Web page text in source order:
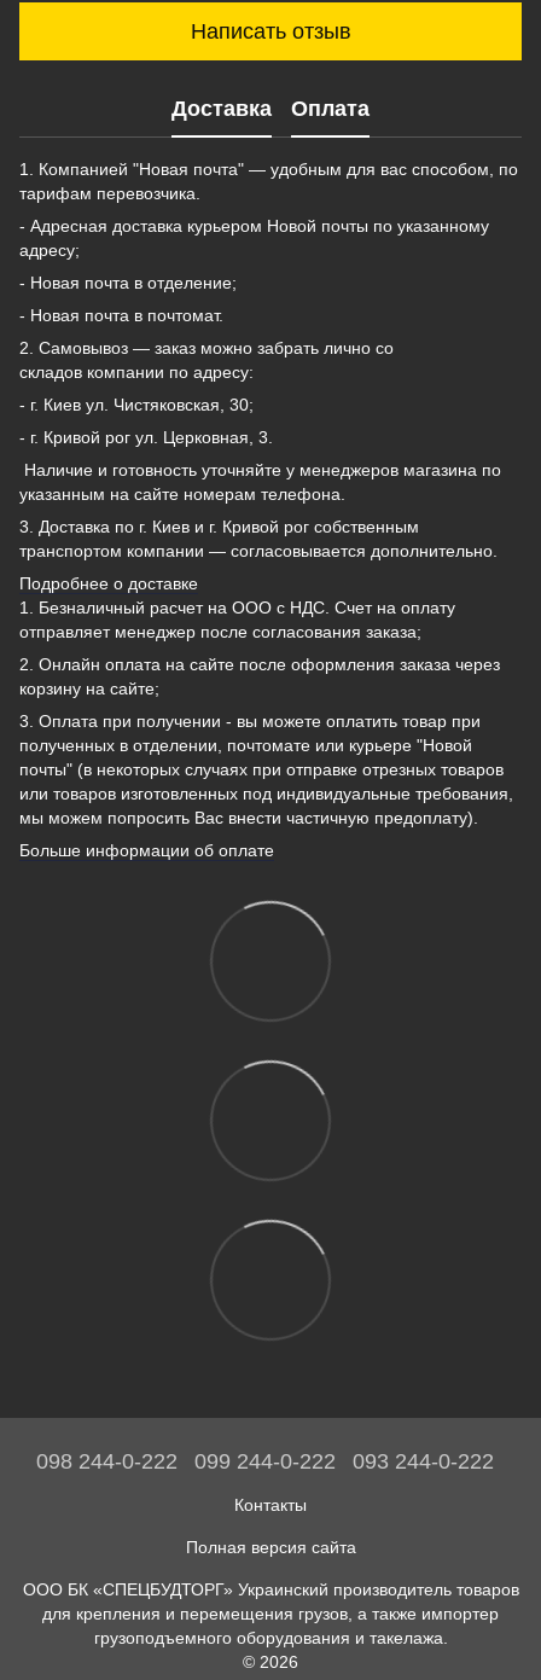
Написать отзыв
Доставка Оплата
1. Компанией "Новая почта" — удобным для вас способом, по
тарифам перевозчика.
- Адресная доставка курьером Новой почты по указанному
адресу;
- Новая почта в отделение;
- Новая почта в почтомат.
2. Самовывоз — заказ можно забрать лично со
складов компании по адресу:
- г. Киев ул. Чистяковская, 30;
- г. Кривой рог ул. Церковная, 3.
Наличие и готовность уточняйте у менеджеров магазина по
указанным на сайте номерам телефона.
3. Доставка по г. Киев и г. Кривой рог собственным
транспортом компании — согласовывается дополнительно.
Подробнее о доставке
1. Безналичный расчет на ООО с НДС. Счет на оплату
отправляет менеджер после согласования заказа;
2. Онлайн оплата на сайте после оформления заказа через
корзину на сайте;
3. Оплата при получении - вы можете оплатить товар при
полученных в отделении, почтомате или курьере "Новой
почты" (в некоторых случаях при отправке отрезных товаров
или товаров изготовленных под индивидуальные требования,
мы можем попросить Вас внести частичную предоплату).
Больше информации об оплате
098 244-0-222 099 244-0-222 093 244-0-222
Контакты
Полная версия сайта
ООО БК «СПЕЦБУДТОРГ» Украинский производитель товаров
для крепления и перемещения грузов, а также импортер
грузоподъемного оборудования и такелажа.
© 2026